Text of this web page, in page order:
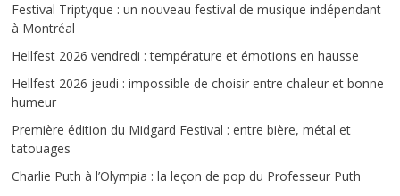
Festival Triptyque : un nouveau festival de musique indépendant
à Montréal
Hellfest 2026 vendredi : température et émotions en hausse
Hellfest 2026 jeudi : impossible de choisir entre chaleur et bonne
humeur
Première édition du Midgard Festival : entre bière, métal et
tatouages
Charlie Puth à l’Olympia : la leçon de pop du Professeur Puth